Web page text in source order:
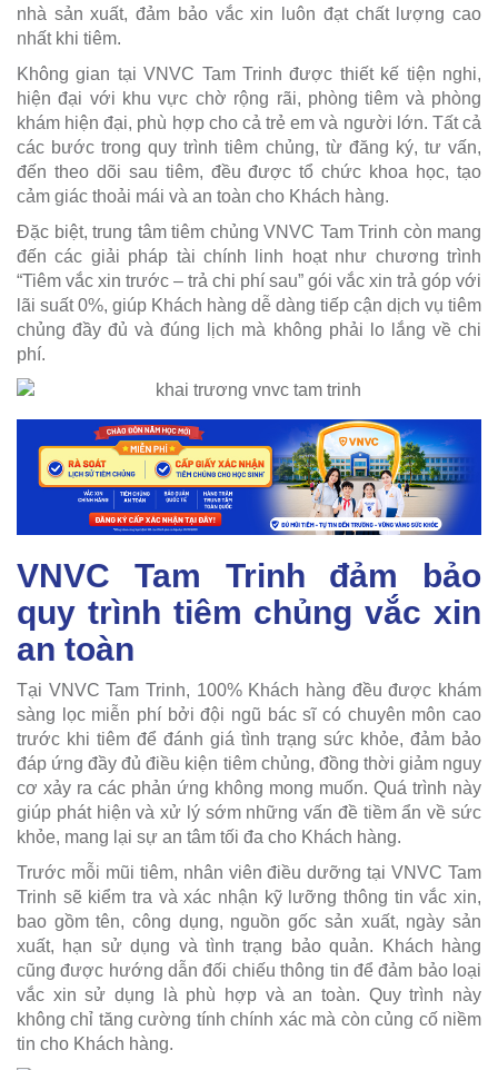
nhà sản xuất, đảm bảo vắc xin luôn đạt chất lượng cao
nhất khi tiêm.
Không gian tại VNVC Tam Trinh được thiết kế tiện nghi,
hiện đại với khu vực chờ rộng rãi, phòng tiêm và phòng
khám hiện đại, phù hợp cho cả trẻ em và người lớn. Tất cả
các bước trong quy trình tiêm chủng, từ đăng ký, tư vấn,
đến theo dõi sau tiêm, đều được tổ chức khoa học, tạo
cảm giác thoải mái và an toàn cho Khách hàng.
Đặc biệt, trung tâm tiêm chủng VNVC Tam Trinh còn mang
đến các giải pháp tài chính linh hoạt như chương trình
“Tiêm vắc xin trước – trả chi phí sau” gói vắc xin trả góp với
lãi suất 0%, giúp Khách hàng dễ dàng tiếp cận dịch vụ tiêm
chủng đầy đủ và đúng lịch mà không phải lo lắng về chi
phí.
VNVC Tam Trinh đảm bảo
quy trình tiêm chủng vắc xin
an toàn
Tại VNVC Tam Trinh, 100% Khách hàng đều được khám
sàng lọc miễn phí bởi đội ngũ bác sĩ có chuyên môn cao
trước khi tiêm để đánh giá tình trạng sức khỏe, đảm bảo
đáp ứng đầy đủ điều kiện tiêm chủng, đồng thời giảm nguy
cơ xảy ra các phản ứng không mong muốn. Quá trình này
giúp phát hiện và xử lý sớm những vấn đề tiềm ẩn về sức
khỏe, mang lại sự an tâm tối đa cho Khách hàng.
Trước mỗi mũi tiêm, nhân viên điều dưỡng tại VNVC Tam
Trinh sẽ kiểm tra và xác nhận kỹ lưỡng thông tin vắc xin,
bao gồm tên, công dụng, nguồn gốc sản xuất, ngày sản
xuất, hạn sử dụng và tình trạng bảo quản. Khách hàng
cũng được hướng dẫn đối chiếu thông tin để đảm bảo loại
vắc xin sử dụng là phù hợp và an toàn. Quy trình này
không chỉ tăng cường tính chính xác mà còn củng cố niềm
tin cho Khách hàng.